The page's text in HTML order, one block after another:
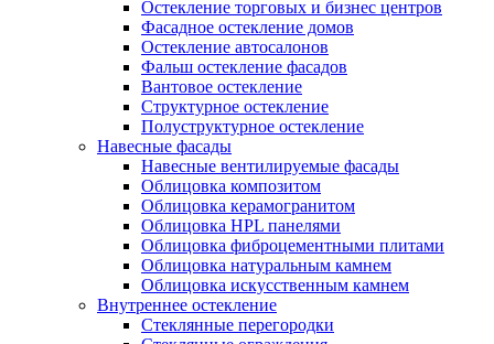
Остекление торговых и бизнес центров
Фасадное остекление домов
Остекление автосалонов
Фальш остекление фасадов
Вантовое остекление
Структурное остекление
Полуструктурное остекление
Навесные фасады
Навесные вентилируемые фасады
Облицовка композитом
Облицовка керамогранитом
Облицовка HPL панелями
Облицовка фиброцементными плитами
Облицовка натуральным камнем
Облицовка искусственным камнем
Внутреннее остекление
Стеклянные перегородки